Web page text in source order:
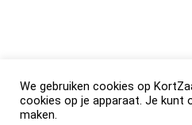
We gebruiken cookies op
cookies op je apparaat. Je kunt
maken.